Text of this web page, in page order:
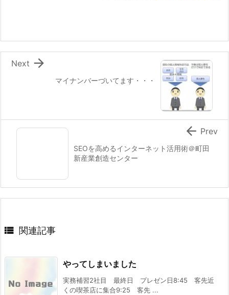
マイナンバーづいてます・・・

Next
SEOを高めるインターネット活用術＠町田
新産業創造センター
 Prev
 関連記事
やってしまいました
実務補習2社目 最終日 プレゼン日8:45 客先近
くの喫茶店に集合9:25 客先 ...